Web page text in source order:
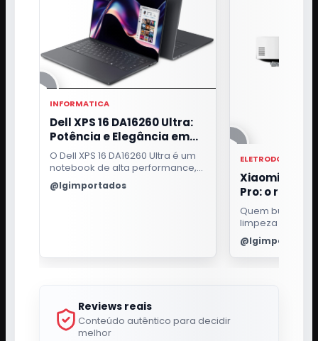
INFORMATICA
Dell XPS 16 DA16260 Ultra:
Potência e Elegância em
um Só Notebook
O Dell XPS 16 DA16260 Ultra é um
notebook de alta performance,
ideal para profissionais
exigentes. Com processador
@lgimportados
Xiaomi
Pro: o robô
passa pano
para a base
Quem busca
limpeza da
bom robô
fazer mais do
ambiente. Ele
@lgimportados
Reviews reais
Conteúdo autêntico para decidir
melhor